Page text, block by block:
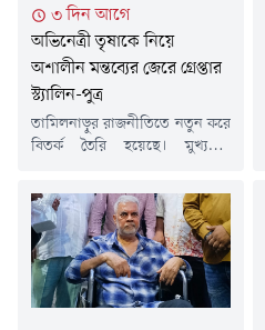
লিখেছেন, 'আজ ৩৬ জুলাই (৫
আগস্ট)। সবাইকে দ্বিতীয় স্বাধীনতা
দিবসের...
৩ দিন আগে
অভিনেত্রী তৃষাকে নিয়ে
অশালীন মন্তব্যের জেরে গ্রেপ্তার
স্ট্যালিন-পুত্র
তামিলনাড়ুর রাজনীতিতে নতুন করে
বিতর্ক তৈরি হয়েছে। মুখ্যমন্ত্রী
গিয়ে অভিনেত্রী তৃষা কৃষ্ণণকে নিয়ে
কটূক্তির অভিযোগে গ্রেপ্তার করা
হয়েছে বিরোধী দলনেতা তথা
প্রাক্তন মুখ্যমন্ত্রী এমকে স্ট্যালিনের
পুত্র উদয়নিধি স্ট্যালিনকে ।মঙ্গলবার
(৪ আগস্ট) সকালে চেন্নাইয়ের নিজ